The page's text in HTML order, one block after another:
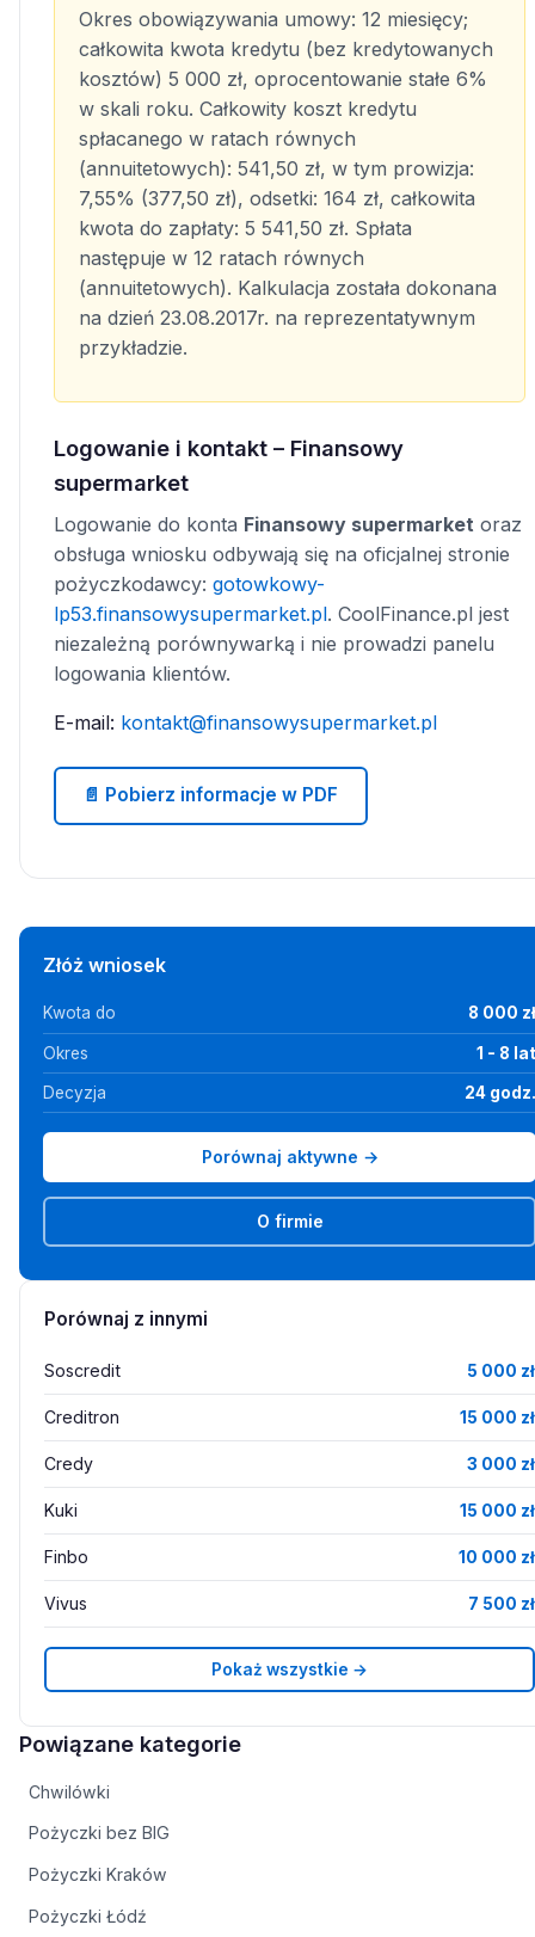
Okres obowiązywania umowy: 12 miesięcy;
całkowita kwota kredytu (bez kredytowanych
kosztów) 5 000 zł, oprocentowanie stałe 6%
w skali roku. Całkowity koszt kredytu
spłacanego w ratach równych
(annuitetowych): 541,50 zł, w tym prowizja:
7,55% (377,50 zł), odsetki: 164 zł, całkowita
kwota do zapłaty: 5 541,50 zł. Spłata
następuje w 12 ratach równych
(annuitetowych). Kalkulacja została dokonana
na dzień 23.08.2017r. na reprezentatywnym
przykładzie.
Logowanie i kontakt – Finansowy
supermarket
Logowanie do konta Finansowy supermarket oraz
obsługa wniosku odbywają się na oficjalnej stronie
pożyczkodawcy: gotowkowy-
lp53.finansowysupermarket.pl. CoolFinance.pl jest
niezależną porównywarką i nie prowadzi panelu
logowania klientów.
E-mail: kontakt@finansowysupermarket.pl
📄 Pobierz informacje w PDF
Złóż wniosek
Kwota do 8 000 zł
Okres 1 - 8 lat
Decyzja 24 godz.
Porównaj aktywne →
O firmie
Porównaj z innymi
Soscredit 5 000 zł
Creditron 15 000 zł
Credy 3 000 zł
Kuki 15 000 zł
Finbo 10 000 zł
Vivus 7 500 zł
Pokaż wszystkie →
Powiązane kategorie
Chwilówki
Pożyczki bez BIG
Pożyczki Kraków
Pożyczki Łódź